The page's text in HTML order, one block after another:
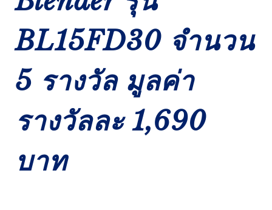
BL15FD30 จำนวน
5 รางวัล มูลค่า
รางวัลละ 1,690
บาท